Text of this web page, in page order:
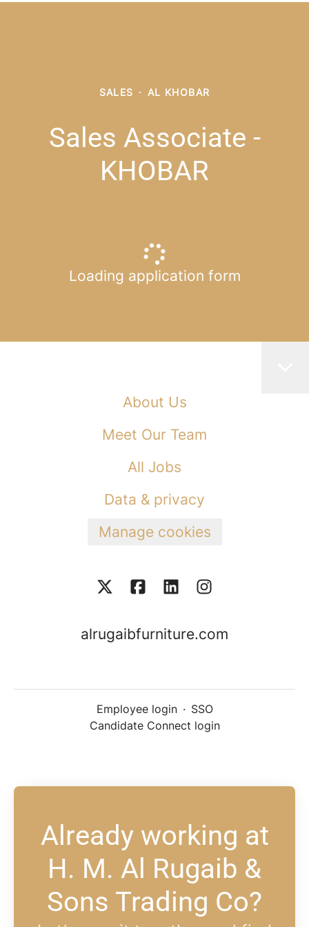
SALES · AL KHOBAR
Sales Associate -
KHOBAR
Loading application form
About Us
Meet Our Team
All Jobs
Data & privacy
Manage cookies
alrugaibfurniture.com
Employee login · SSO
Candidate Connect login
Already working at
H. M. Al Rugaib &
Sons Trading Co?